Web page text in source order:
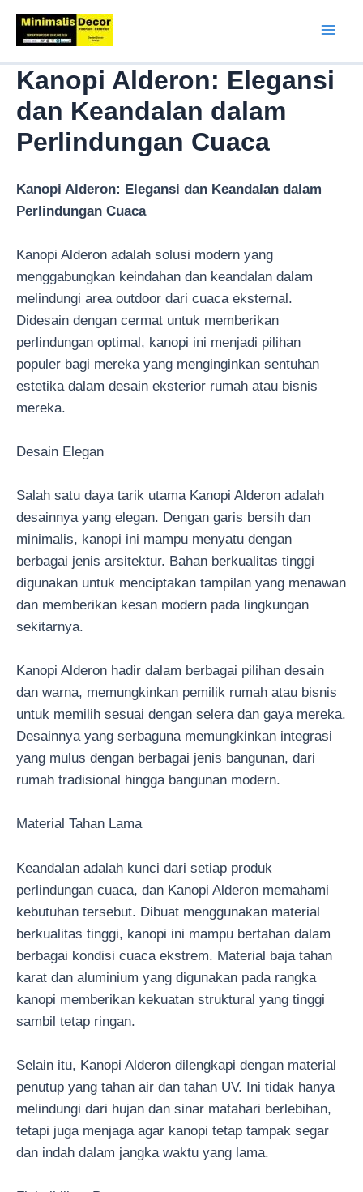
Lewati
Kanopi Alderon: Elegansi
dan Keandalan dalam
Perlindungan Cuaca
Kanopi Alderon: Elegansi dan Keandalan dalam
Perlindungan Cuaca
Kanopi Alderon adalah solusi modern yang
menggabungkan keindahan dan keandalan dalam
melindungi area outdoor dari cuaca eksternal.
Didesain dengan cermat untuk memberikan
perlindungan optimal, kanopi ini menjadi pilihan
populer bagi mereka yang menginginkan sentuhan
estetika dalam desain eksterior rumah atau bisnis
mereka.
Desain Elegan
Salah satu daya tarik utama Kanopi Alderon adalah
desainnya yang elegan. Dengan garis bersih dan
minimalis, kanopi ini mampu menyatu dengan
berbagai jenis arsitektur. Bahan berkualitas tinggi
digunakan untuk menciptakan tampilan yang menawan
dan memberikan kesan modern pada lingkungan
sekitarnya.
Kanopi Alderon hadir dalam berbagai pilihan desain
dan warna, memungkinkan pemilik rumah atau bisnis
untuk memilih sesuai dengan selera dan gaya mereka.
Desainnya yang serbaguna memungkinkan integrasi
yang mulus dengan berbagai jenis bangunan, dari
rumah tradisional hingga bangunan modern.
Material Tahan Lama
Keandalan adalah kunci dari setiap produk
perlindungan cuaca, dan Kanopi Alderon memahami
kebutuhan tersebut. Dibuat menggunakan material
berkualitas tinggi, kanopi ini mampu bertahan dalam
berbagai kondisi cuaca ekstrem. Material baja tahan
karat dan aluminium yang digunakan pada rangka
kanopi memberikan kekuatan struktural yang tinggi
sambil tetap ringan.
Selain itu, Kanopi Alderon dilengkapi dengan material
penutup yang tahan air dan tahan UV. Ini tidak hanya
melindungi dari hujan dan sinar matahari berlebihan,
tetapi juga menjaga agar kanopi tetap tampak segar
dan indah dalam jangka waktu yang lama.